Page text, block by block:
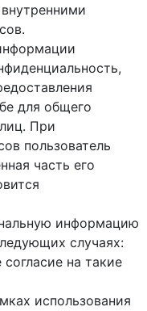
для общего
При
пользователь
часть его
информацию
случаях:
на такие
использования